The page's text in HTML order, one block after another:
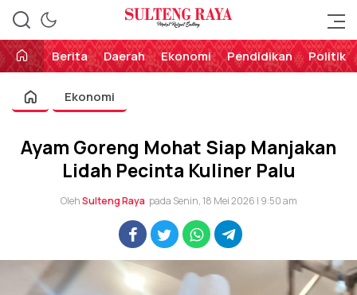
Sulteng Raya
Perekat Rakyat Sulteng
Berita
Daerah Ekonomi Pendidikan Politik
Ekonomi
Ayam Goreng Mohat Siap Manjakan
Lidah Pecinta Kuliner Palu
OlehSulteng Raya pada Senin, 18 Mei 2026 | 9:50 am